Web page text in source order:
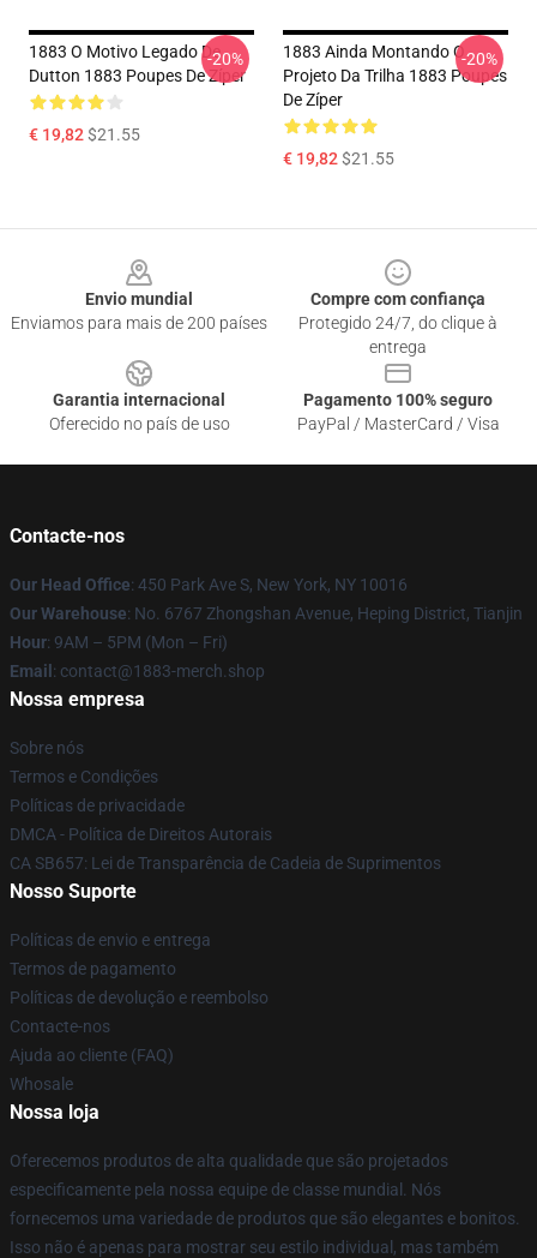
1883 O Motivo Legado De
Dutton 1883 Poupes De Zíper
€ 19,82$21.55
-20%
1883 Ainda Montando O
Projeto Da Trilha 1883 Poupes
De Zíper
€ 19,82$21.55
-20%
Envio mundial
Enviamos para mais de 200 países
Compre com confiança
Protegido 24/7, do clique à
entrega
Garantia internacional
Oferecido no país de uso
Pagamento 100% seguro
PayPal / MasterCard / Visa
Contacte-nos
Our Head Office: 450 Park Ave S, New York, NY 10016
Our Warehouse: No. 6767 Zhongshan Avenue, Heping District, Tianjin
Hour: 9AM – 5PM (Mon – Fri)
Email : contact@1883-merch.shop
Nossa empresa
Sobre nós
Termos e Condições
Políticas de privacidade
DMCA - Política de Direitos Autorais
CA SB657: Lei de Transparência de Cadeia de Suprimentos
Nosso Suporte
Políticas de envio e entrega
Termos de pagamento
Políticas de devolução e reembolso
Contacte-nos
Ajuda ao cliente (FAQ)
Whosale
Nossa loja
Oferecemos produtos de alta qualidade que são projetados
especificamente pela nossa equipe de classe mundial. Nós
fornecemos uma variedade de produtos que são elegantes e bonitos.
Isso não é apenas para mostrar seu estilo individual, mas também